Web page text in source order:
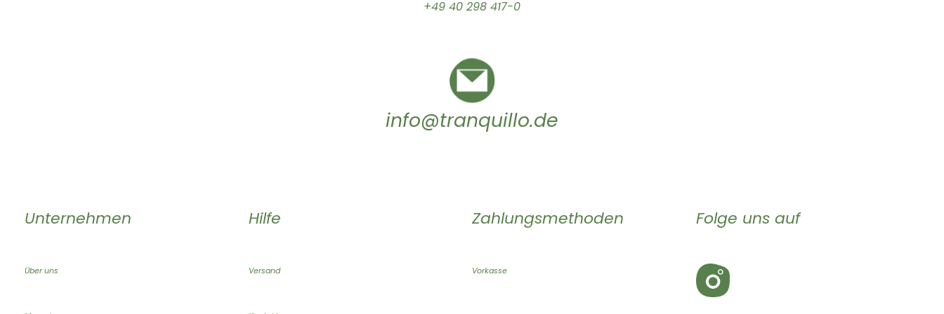
+49 40 298 417-0
info@tranquillo.de
Unternehmen
Über uns
Hilfe
Versand
Zahlungsmethoden
Vorkasse
Folge uns auf